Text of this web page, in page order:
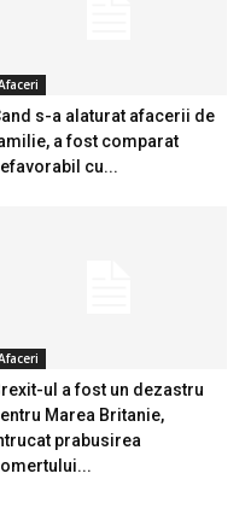
s-a alaturat afacerii de
a fost comparat
cu...
ul a fost un dezastru
Marea Britanie,
prabusirea